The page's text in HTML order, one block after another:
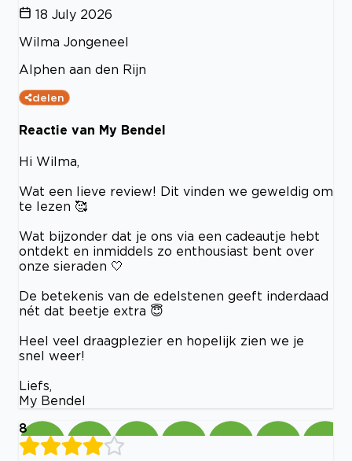
18 July 2026
Wilma Jongeneel
Alphen aan den Rijn
delen
Reactie van My Bendel
Hi Wilma,
Wat een lieve review! Dit vinden we geweldig om
te lezen 🥰
Wat bijzonder dat je ons via een cadeautje hebt
ontdekt en inmiddels zo enthousiast bent over
onze sieraden 🤍
De betekenis van de edelstenen geeft inderdaad
nét dat beetje extra 😇
Heel veel draagplezier en hopelijk zien we je
snel weer!
Liefs,
My Bendel
8